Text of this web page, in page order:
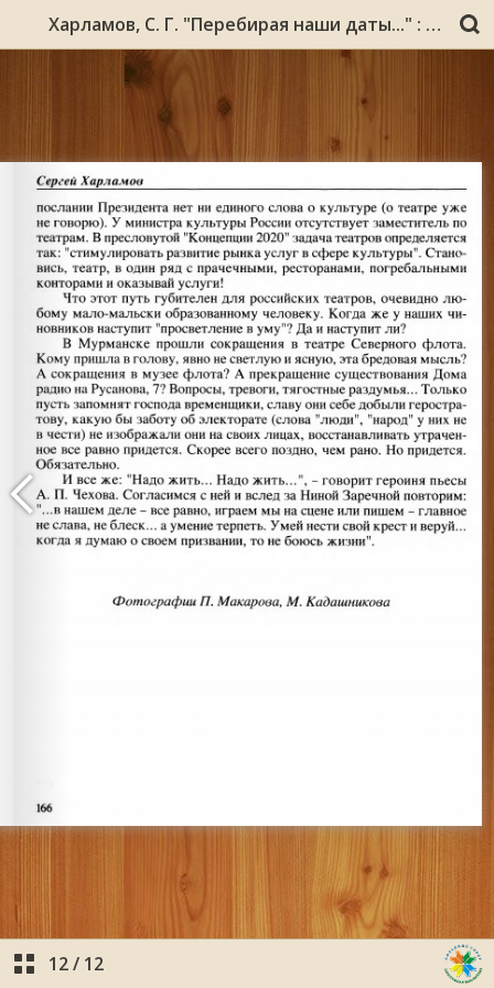
Харламов, С. Г. "Перебирая наши даты..." : (из дневника завлита театра кукол) / Сергей Харламов ; фот. П. Макарова, М. Кадашникова // Культурологический альманах АСТЭС / Ассоц. творч. союзов. - Мурманск, 2009. - № 6. - С. 155-166.
12/ 12